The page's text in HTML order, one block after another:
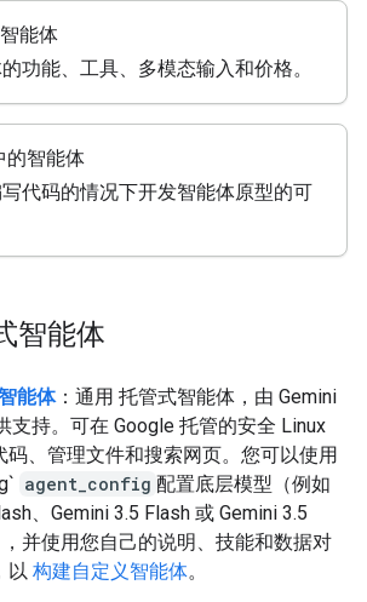
能体
功能、工具、多模态输入和价格。
的智能体
代码的情况下开发智能体原型的可
智能体
能体：通用 托管式智能体，由 Gemini
支持。可在 Google 托管的安全 Linux
码、管理文件和搜索网页。您可以使用
agent_config 配置底层模型（例如
、Gemini 3.5 Flash 或 Gemini 3.5
并使用您自己的说明、技能和数据对
以 构建自定义智能体。